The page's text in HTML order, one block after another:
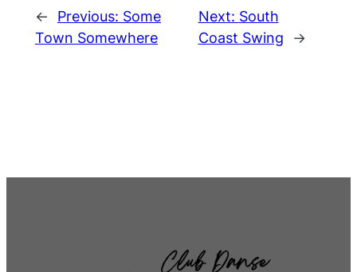
← Previous: Some
Town Somewhere
Next: South
Coast Swing
→